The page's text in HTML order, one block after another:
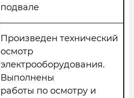
подвале
Произведен технический
осмотр
электрооборудования.
Выполнены
работы по осмотру и